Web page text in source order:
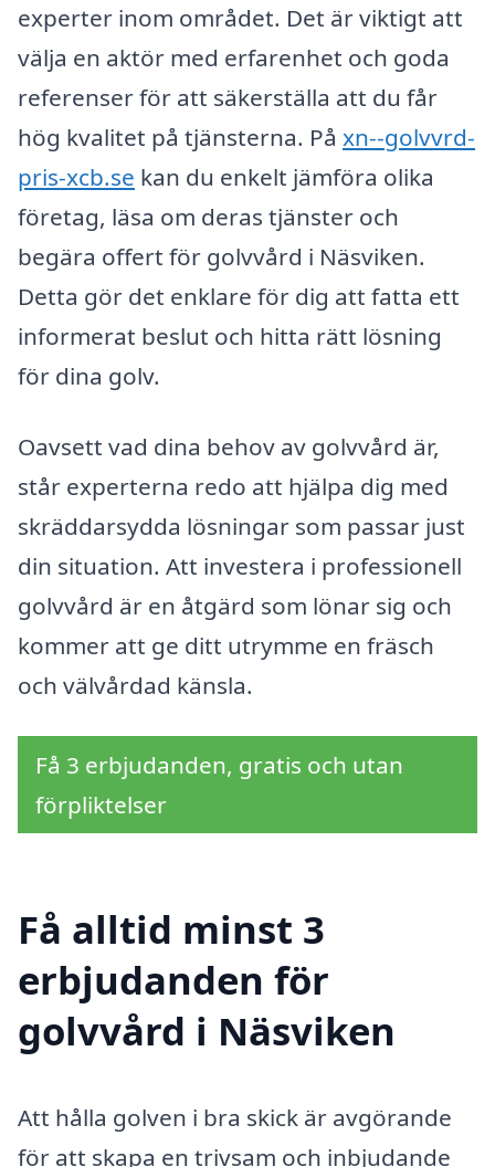
experter inom området. Det är viktigt att
välja en aktör med erfarenhet och goda
referenser för att säkerställa att du får
hög kvalitet på tjänsterna. På xn--golvvrd-
pris-xcb.se kan du enkelt jämföra olika
företag, läsa om deras tjänster och
begära offert för golvvård i Näsviken.
Detta gör det enklare för dig att fatta ett
informerat beslut och hitta rätt lösning
för dina golv.
Oavsett vad dina behov av golvvård är,
står experterna redo att hjälpa dig med
skräddarsydda lösningar som passar just
din situation. Att investera i professionell
golvvård är en åtgärd som lönar sig och
kommer att ge ditt utrymme en fräsch
och välvårdad känsla.
Få 3 erbjudanden, gratis och utan
förpliktelser
Få alltid minst 3
erbjudanden för
golvvård i Näsviken
Att hålla golven i bra skick är avgörande
för att skapa en trivsam och inbjudande